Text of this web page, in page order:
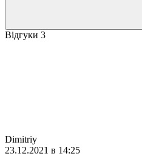
Відгуки 3
Dimitriy
23.12.2021 в 14:25